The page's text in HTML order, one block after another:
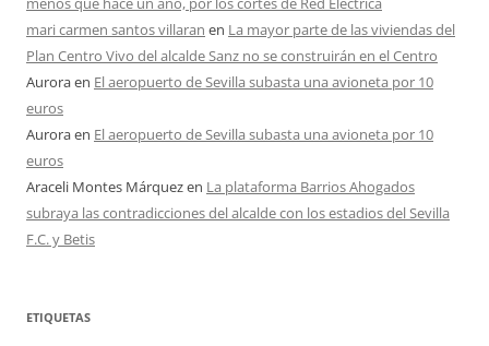
mari carmen santos villaran en La mayor parte de las viviendas del
Plan Centro Vivo del alcalde Sanz no se construirán en el Centro
Auroraen El aeropuerto de Sevilla subasta una avioneta por 10
euros
Auroraen El aeropuerto de Sevilla subasta una avioneta por 10
euros
Araceli Montes Márquezen La plataforma Barrios Ahogados
subraya las contradicciones del alcalde con los estadios del Sevilla
F.C. y Betis
ETIQUETAS